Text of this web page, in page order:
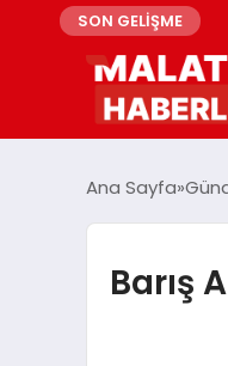
SON GELİŞME
Ana Sayfa
Barış